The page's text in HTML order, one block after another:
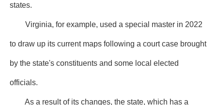
states.
Virginia, for example, used a special master in 2022
to draw up its current maps following a court case brought
by the state's constituents and some local elected
officials.
As a result of its changes, the state, which has a